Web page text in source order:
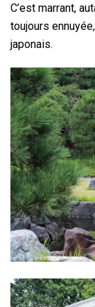
C’est marrant,
toujours
japonais.